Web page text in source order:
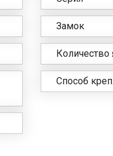
Замок
Количество
Способ